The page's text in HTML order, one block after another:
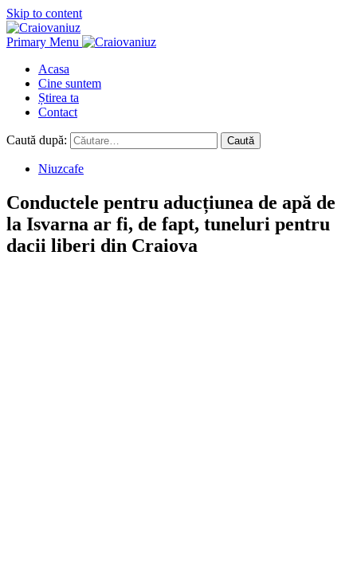
Skip to content
Primary Menu
Acasa
Cine suntem
Știrea ta
Contact
Caută după:
Niuzcafe
Conductele pentru aducțiunea de apă de
la Isvarna ar fi, de fapt, tuneluri pentru
dacii liberi din Craiova